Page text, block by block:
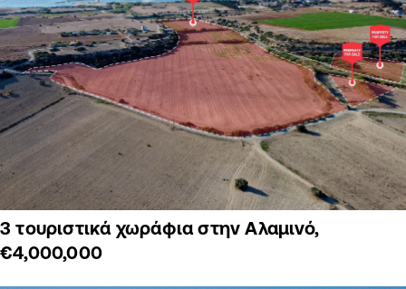
3 τουριστικά χωράφια στην Αλαμινό,
€4,000,000